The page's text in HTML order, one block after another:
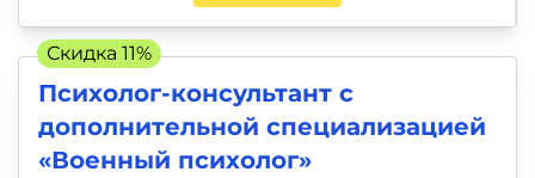
Психолог-консультант с
дополнительной специализацией
«Военный психолог»
Скидка 11%